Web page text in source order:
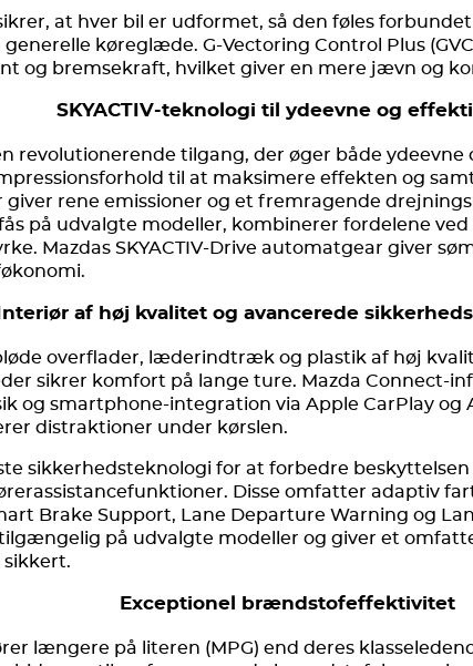
at hver bil er udformet, så den føles
køreglæde. G-Vectoring Control Plus
og bremsekraft, hvilket giver en mere jævn og
SKYACTIV-teknologi til ydeevne og
revolutionerende tilgang, der øger både
til at maksimere effekten og
giver rene emissioner og et fremragende
fås på udvalgte modeller, kombinerer fordelene
Mazdas SKYACTIV-Drive automatgear giver
Interiør af høj kvalitet og avancerede
overflader, læderindtræk og plastik af høj
sikrer komfort på lange ture. Mazda Connect-
og smartphone-integration via Apple CarPlay og
distraktioner under kørslen.
sikkerhedsteknologi for at forbedre
Disse omfatter adaptiv
Brake Support, Lane Departure Warning og
på udvalgte modeller og giver et
sikkert.
Exceptionel brændstofeffektivitet
længere på literen (MPG) end deres